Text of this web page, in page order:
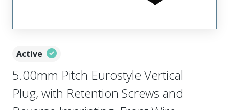
Active
5.00mm Pitch Eurostyle Vertical
Plug, with Retention Screws and